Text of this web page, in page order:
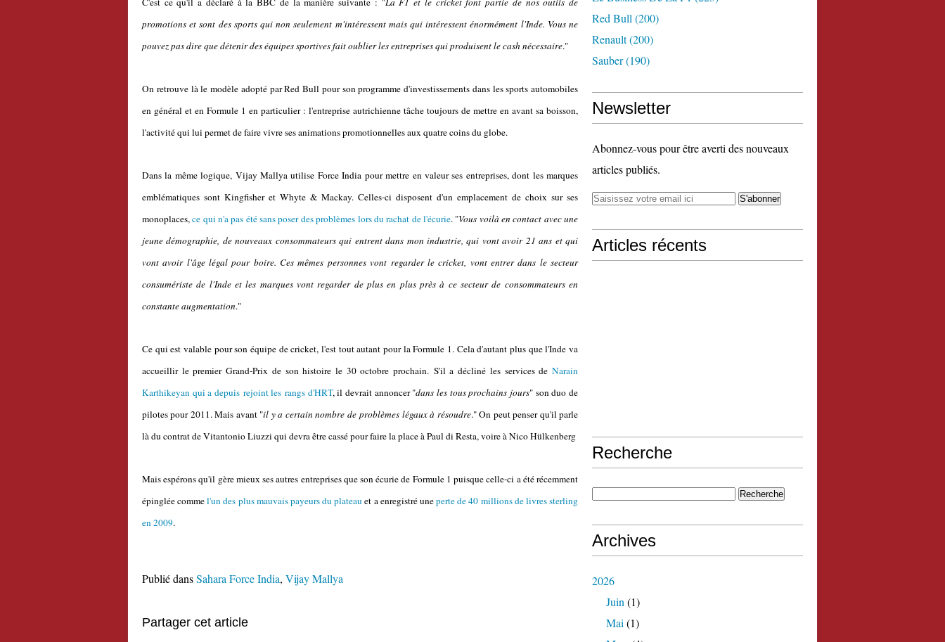
promotions et sont des sports qui non seulement m'intéressent mais qui intéressent énormément l'Inde. Vous ne
pouvez pas dire que détenir des équipes sportives fait oublier les entreprises qui produisent le cash nécessaire."
On retrouve là le modèle adopté par Red Bull pour son programme d'investissements dans les sports automobiles
en général et en Formule 1 en particulier : l'entreprise autrichienne tâche toujours de mettre en avant sa boisson,
l'activité qui lui permet de faire vivre ses animations promotionnelles aux quatre coins du globe.
Dans la même logique, Vijay Mallya utilise Force India pour mettre en valeur ses entreprises, dont les marques
emblématiques sont Kingfisher et Whyte & Mackay. Celles-ci disposent d'un emplacement de choix sur ses
monoplaces,ce qui n'a pas été sans poser des problèmes lors du rachat de l'écurie. "Vous voilà en contact avec une
jeune démographie, de nouveaux consommateurs qui entrent dans mon industrie, qui vont avoir 21 ans et qui
vont avoir l'âge légal pour boire. Ces mêmes personnes vont regarder le cricket, vont entrer dans le secteur
consumériste de l'Inde et les marques vont regarder de plus en plus près à ce secteur de consommateurs en
constante augmentation."
Ce qui est valable pour son équipe de cricket, l'est tout autant pour la Formule 1. Cela d'autant plus que l'Inde va
accueillir le premier Grand-Prix de son histoire le 30 octobre prochain. S'il a décliné les services deNarain
Karthikeyan qui a depuis rejoint les rangs d'HRT, il devrait annoncer "dans les tous prochains jours" son duo de
pilotes pour 2011. Mais avant "il y a certain nombre de problèmes légaux à résoudre." On peut penser qu'il parle
là du contrat de Vitantonio Liuzzi qui devra être cassé pour faire la place à Paul di Resta, voire à Nico Hülkenberg
Mais espérons qu'il gère mieux ses autres entreprises que son écurie de Formule 1 puisque celle-ci a été récemment
épinglée commel'un des plus mauvais payeurs du plateau et a enregistré uneperte de 40 millions de livres sterling
en 2009.
Publié dansSahara Force India, Vijay Mallya
Partager cet article
Red Bull (200)
Renault(200)
Sauber(190)
Newsletter
Abonnez-vous pour être averti des nouveaux
articles publiés.
Articles récents
Recherche
Archives
2026
Juin (1)
Mai (1)